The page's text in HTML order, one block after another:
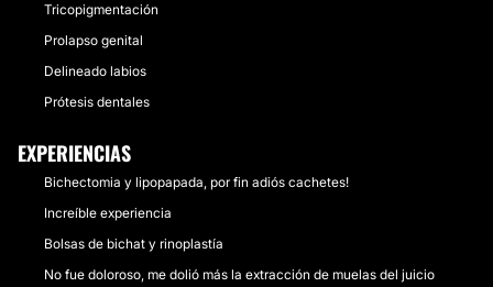
Tricopigmentación
Prolapso genital
Delineado labios
Prótesis dentales
EXPERIENCIAS
Bichectomia y lipopapada, por fin adiós cachetes!
Increíble experiencia
Bolsas de bichat y rinoplastía
No fue doloroso, me dolió más la extracción de muelas del juicio